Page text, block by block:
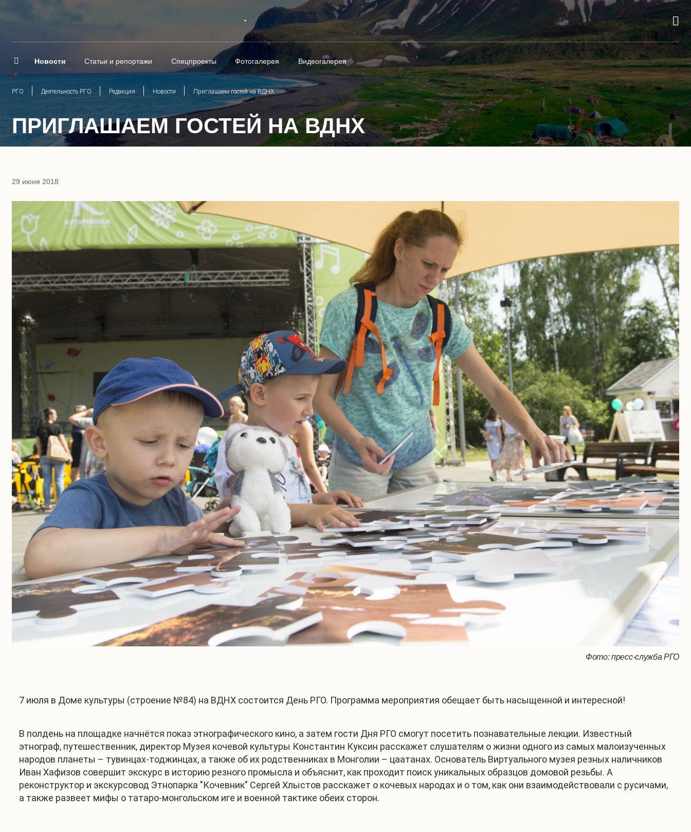
Новости Статьи и репортажи Спецпроекты Фотогалерея Видеогалерея
РГО Деятельность РГО Редакция Новости Приглашаем гостей на ВДНХ
ПРИГЛАШАЕМ ГОСТЕЙ НА ВДНХ
29 июня 2018
Фото: пресс-служба РГО
7 июля в Доме культуры (строение №84) на ВДНХ состоится День РГО. Программа мероприятия обещает быть насыщенной и интересной!
В полдень на площадке начнётся показ этнографического кино, а затем гости Дня РГО смогут посетить познавательные лекции. Известный
этнограф, путешественник, директор Музея кочевой культуры Константин Куксин расскажет слушателям о жизни одного из самых малоизученных
народов планеты – тувинцах-тоджинцах, а также об их родственниках в Монголии – цаатанах. Основатель Виртуального музея резных наличников
Иван Хафизов совершит экскурс в историю резного промысла и объяснит, как проходит поиск уникальных образцов домовой резьбы. А
реконструктор и экскурсовод Этнопарка "Кочевник" Сергей Хлыстов расскажет о кочевых народах и о том, как они взаимодействовали с русичами,
а также развеет мифы о татаро-монгольском иге и военной тактике обеих сторон.